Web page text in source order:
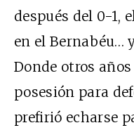
después del 0-1,
en el Bernabéu…
Donde otros
posesión para
prefirió echarse